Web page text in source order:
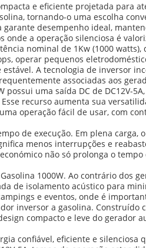
e eficiente projetada para
tornando-o uma escolha
desempenho ideal,
onde a operação silenciosa é
nominal de 1Kw (1000
operar pequenos
A tecnologia de inversor
associadas aos
uma saída DC de DC12V-
recurso aumenta sua
operação fácil de usar, com
de execução. Em plena
menos interrupções e
não só prolonga o
1000W. Ao contrário dos
de isolamento acústico para
e eventos, onde é
inversor a gasolina.
compacto e leve do
confiável, eficiente e